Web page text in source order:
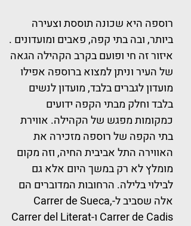
רוספה היא שכונה תוססת וצעירה
ביותר, ובה בתי קפה, פאבים ומועדונים .
איזור זה חי ופועם בקרב הקהילה הגאה
של העיר וניתן למצוא ברוספה אפילו
מועדון לגברים בלבד, מועדון לנשים
בלבד וחלק מבתי הקפה ידועים
כמקומות מפגש של הקהילה. אווירת
בתי הקפה של רוספה מזכירה את
האווירה התל אביבית החיה, וזה מקום
מומלץ לא רק במשך היום אלא גם
לבילוי בלילה. הרחובות המדוברים הם
אלה שסביב ל-Carrer de Sueca,
Carrer de Cadis ו-Carrer del Literat